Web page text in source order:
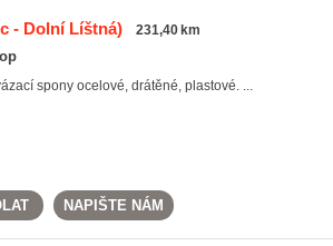
- Dolní Líštná) 231,40 km
spony ocelové, drátěné, plastové. ...
NAPIŠTE NÁM